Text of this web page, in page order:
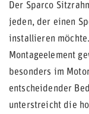
Der Sparco
jeden, der einen
installieren
Montageelement
besonders im
entscheidender
unterstreicht die